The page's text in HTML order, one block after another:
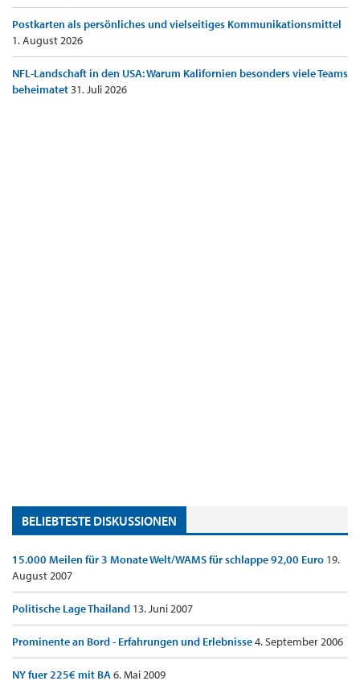
Postkarten als persönliches und vielseitiges Kommunikationsmittel
1. August 2026
NFL-Landschaft in den USA: Warum Kalifornien besonders viele Teams
beheimatet31. Juli 2026
BELIEBTESTE DISKUSSIONEN
15.000 Meilen für 3 Monate Welt/WAMS für schlappe 92,00 Euro 19.
August 2007
Politische Lage Thailand 13. Juni 2007
Prominente an Bord - Erfahrungen und Erlebnisse4. September 2006
NY fuer 225€ mit BA6. Mai 2009